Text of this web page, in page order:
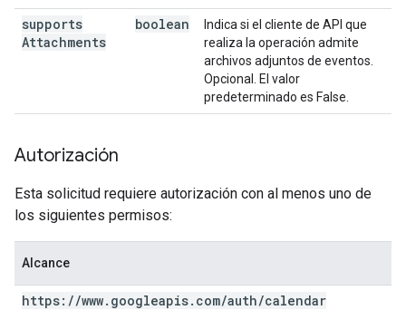
supports
Attachments
boolean
Indica si el cliente de API que
realiza la operación admite
archivos adjuntos de eventos.
Opcional. El valor
predeterminado es False.
Autorización
Esta solicitud requiere autorización con al menos uno de
los siguientes permisos:
Alcance
https: //www. googleapis. com/auth/calendar